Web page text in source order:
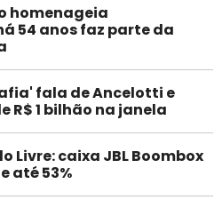
homenageia
54 anos faz parte da
fala de Ancelotti e
R$ 1 bilhão na janela
Livre: caixa JBL Boombox
até 53%